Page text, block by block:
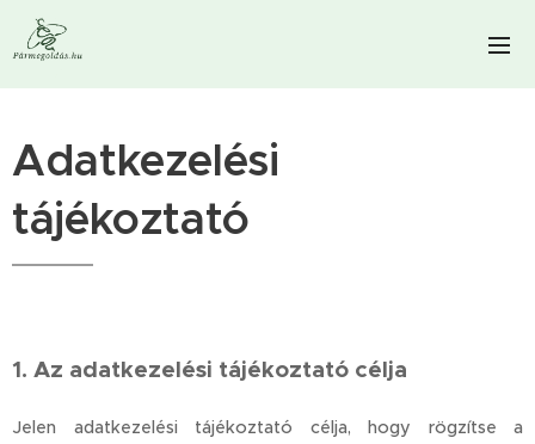
Adatkezelési
tájékoztató
1. Az adatkezelési tájékoztató célja
Jelen adatkezelési tájékoztató célja, hogy rögzítse a